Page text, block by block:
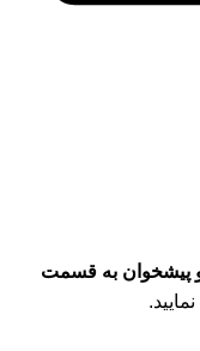
پیشخوان به قسمت